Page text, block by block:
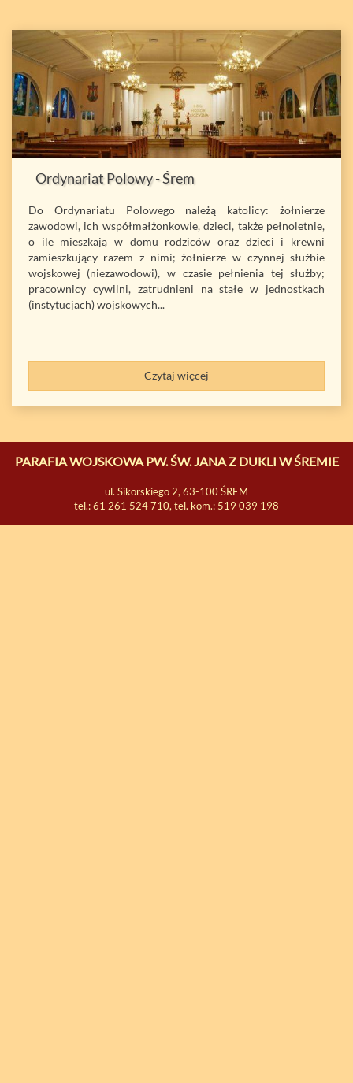
Ordynariat Polowy - Śrem
Do Ordynariatu Polowego należą katolicy: żołnierze
zawodowi, ich współmałżonkowie, dzieci, także pełnoletnie,
o ile mieszkają w domu rodziców oraz dzieci i krewni
zamieszkujący razem z nimi; żołnierze w czynnej służbie
wojskowej (niezawodowi), w czasie pełnienia tej służby;
pracownicy cywilni, zatrudnieni na stałe w jednostkach
(instytucjach) wojskowych...
Czytaj więcej
PARAFIA WOJSKOWA PW. ŚW. JANA Z DUKLI W ŚREMIE
ul. Sikorskiego 2, 63-100 ŚREM
tel.: 61 261 524 710, tel. kom.: 519 039 198